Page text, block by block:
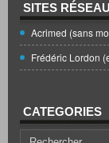
SITES
Acrimed (sans
Frédéric Lordon
CATEGORIES